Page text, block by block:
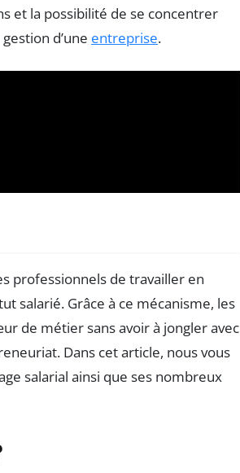
et la possibilité de se concentrer
d’une entreprise.
professionnels de travailler en
salarié. Grâce à ce mécanisme, les
de métier sans avoir à jongler avec
Dans cet article, nous vous
salarial ainsi que ses nombreux